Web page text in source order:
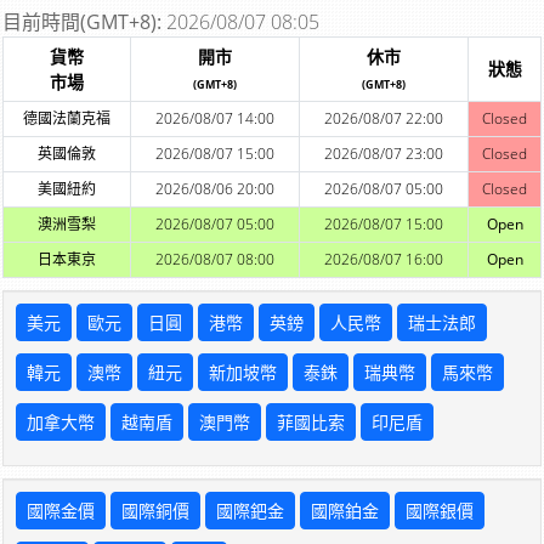
目前時間(GMT+8): 2026/08/07 08:05
貨幣
市場
開市
(GMT+8)
休市
(GMT+8)
狀態
德國法蘭克福 2026/08/07 14:00 2026/08/07 22:00
Closed
英國倫敦
2026/08/07 15:00 2026/08/07 23:00
Closed
美國紐約
2026/08/06 20:00 2026/08/07 05:00
Closed
澳洲雪梨
2026/08/07 05:00 2026/08/07 15:00
Open
日本東京
2026/08/07 08:00 2026/08/07 16:00 Open
美元 歐元 日圓 港幣 英鎊 人民幣 瑞士法郎
韓元 澳幣 紐元 新加坡幣 泰銖 瑞典幣 馬來幣
加拿大幣 越南盾 澳門幣 菲國比索 印尼盾
國際金價 國際銅價 國際鈀金 國際鉑金 國際銀價